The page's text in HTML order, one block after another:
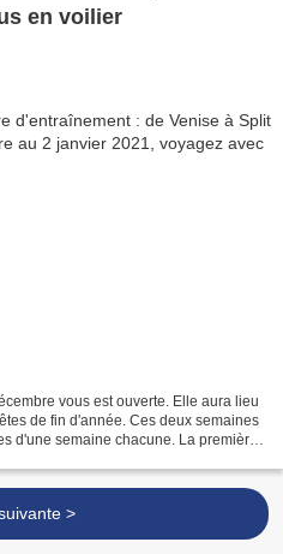
en voilier
vous est ouverte. Elle aura lieu
de fin d'année. Ces deux semaines
d'une semaine chacune. La première
>